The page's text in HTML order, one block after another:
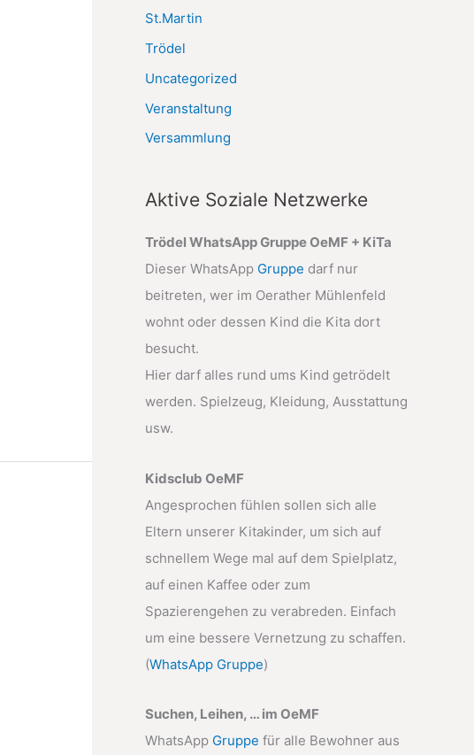
St.Martin
Trödel
Uncategorized
Veranstaltung
Versammlung
Aktive Soziale Netzwerke
Trödel WhatsApp Gruppe OeMF + KiTa
Dieser WhatsApp Gruppe darf nur
beitreten, wer im Oerather Mühlenfeld
wohnt oder dessen Kind die Kita dort
besucht.
Hier darf alles rund ums Kind getrödelt
werden. Spielzeug, Kleidung, Ausstattung
usw.
Kidsclub OeMF
Angesprochen fühlen sollen sich alle
Eltern unserer Kitakinder, um sich auf
schnellem Wege mal auf dem Spielplatz,
auf einen Kaffee oder zum
Spazierengehen zu verabreden. Einfach
um eine bessere Vernetzung zu schaffen.
(WhatsApp Gruppe)
Suchen, Leihen, … im OeMF
WhatsApp Gruppe für alle Bewohner aus